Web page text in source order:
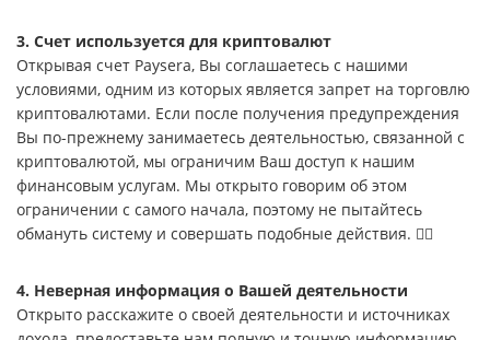
3. Счет используется для криптовалют
Открывая счет Paysera, Вы соглашаетесь с нашими
условиями, одним из которых является запрет на торговлю
криптовалютами. Если после получения предупреждения
Вы по-прежнему занимаетесь деятельностью, связанной с
криптовалютой, мы ограничим Ваш доступ к нашим
финансовым услугам. Мы открыто говорим об этом
ограничении с самого начала, поэтому не пытайтесь
обмануть систему и совершать подобные действия. 🕵️‍♀️
4. Неверная информация о Вашей деятельности
Открыто расскажите о своей деятельности и источниках